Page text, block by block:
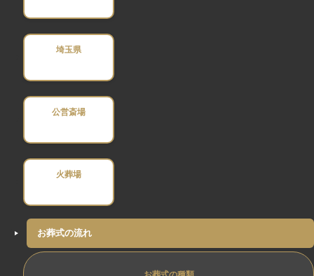
埼玉県
公営斎場
火葬場
お葬式の流れ